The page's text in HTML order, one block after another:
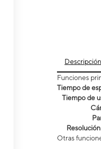
Descripción
Funciones
Tiempo de
Tiempo de
Otras